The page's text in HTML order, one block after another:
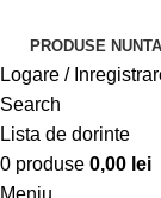
PRODUSE NUNTA
Logare /
Search
Lista de dorinte
0 produse 0,00 lei
Meniu